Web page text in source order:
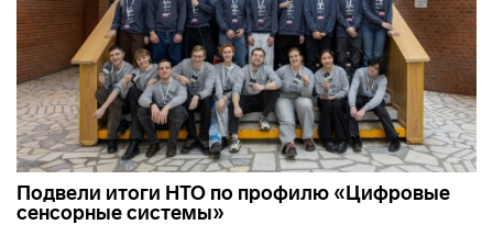
Подвели итоги НТО по профилю «Цифровые
сенсорные системы»